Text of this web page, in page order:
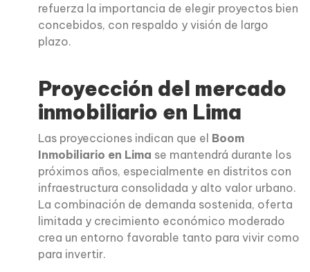
refuerza la importancia de elegir proyectos bien
concebidos, con respaldo y visión de largo
plazo.
Proyección del mercado
inmobiliario en Lima
Las proyecciones indican que el Boom
Inmobiliario en Lima se mantendrá durante los
próximos años, especialmente en distritos con
infraestructura consolidada y alto valor urbano.
La combinación de demanda sostenida, oferta
limitada y crecimiento económico moderado
crea un entorno favorable tanto para vivir como
para invertir.